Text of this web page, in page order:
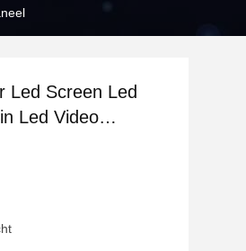
Led Screen Led
Led Video